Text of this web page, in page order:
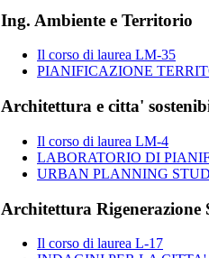
Ing. Ambiente e Territorio
Il corso di laurea LM-35
PIANIFICAZIONE
Architettura e citta'
Il corso di laurea LM-4
LABORATORIO DI
URBAN PLANNING
Architettura Rigenerazione
Il corso di laurea L-17